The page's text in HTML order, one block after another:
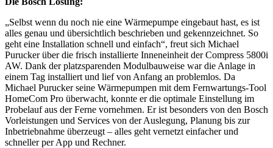
„Selbst wenn du noch nie eine Wärmepumpe eingebaut hast, es ist
alles genau und übersichtlich beschrieben und gekennzeichnet. So
geht eine Installation schnell und einfach“, freut sich Michael
Purucker über die frisch installierte Inneneinheit der Compress 5800i
AW. Dank der platzsparenden Modulbauweise war die Anlage in
einem Tag installiert und lief von Anfang an problemlos. Da
Michael Purucker seine Wärmepumpen mit dem Fernwartungs-Tool
HomeCom Pro überwacht, konnte er die optimale Einstellung im
Probelauf aus der Ferne vornehmen. Er ist besonders von den Bosch
Vorleistungen und Services von der Auslegung, Planung bis zur
Inbetriebnahme überzeugt – alles geht vernetzt einfacher und
schneller per App und Rechner.